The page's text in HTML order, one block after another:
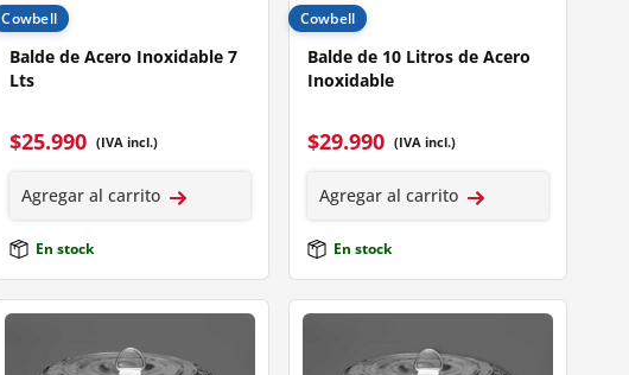
Cowbell
Balde de Acero Inoxidable 7
Lts
$25.990 (IVA incl.)
Agregar al carrito
En stock
Cowbell
Balde de 10 Litros de Acero
Inoxidable
$29.990 (IVA incl.)
Agregar al carrito
En stock